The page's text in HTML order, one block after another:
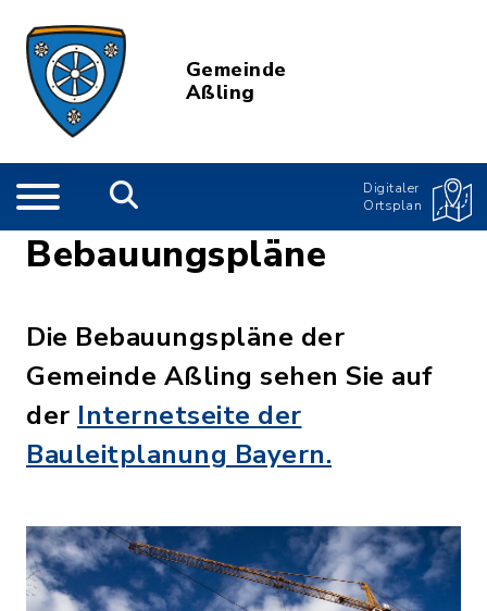
Gemeinde
Aßling
Digitaler
Ortsplan
Bebauungspläne
Die Bebauungspläne der
Gemeinde Aßling sehen Sie auf
der Internetseite der
Bauleitplanung Bayern.